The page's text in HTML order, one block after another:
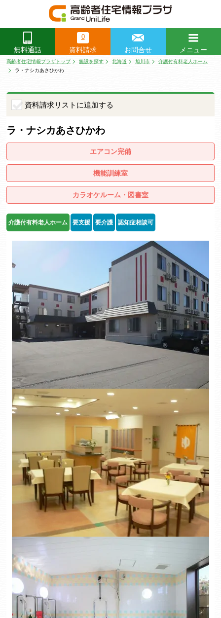
無料通話
0
資料請求 お問合せ
メニュー
閉じる
高齢者住宅情報プラザトップ 施設を探す 北海道 旭川市
介護付有料老人ホーム
ラ・ナシカあさひかわ
資料請求リストに追加する
ラ・ナシカあさひかわ
エアコン完備
機能訓練室
カラオケルーム・図書室
介護付有料老人ホーム 要支援 要介護 認知症相談可